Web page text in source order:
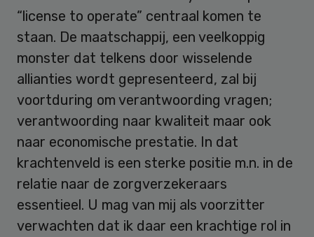
“license to operate” centraal komen te
staan. De maatschappij, een veelkoppig
monster dat telkens door wisselende
allianties wordt gepresenteerd, zal bij
voortduring om verantwoording vragen;
verantwoording naar kwaliteit maar ook
naar economische prestatie. In dat
krachtenveld is een sterke positie m.n. in de
relatie naar de zorgverzekeraars
essentieel. U mag van mij als voorzitter
verwachten dat ik daar een krachtige rol in